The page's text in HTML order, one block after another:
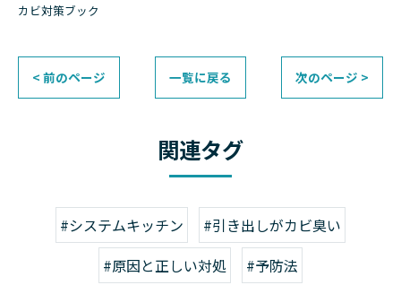
カビ対策ブック
< 前のページ 一覧に戻る 次のページ >
関連タグ
#システムキッチン
#引き出しがカビ臭い
#原因と正しい対処
#予防法